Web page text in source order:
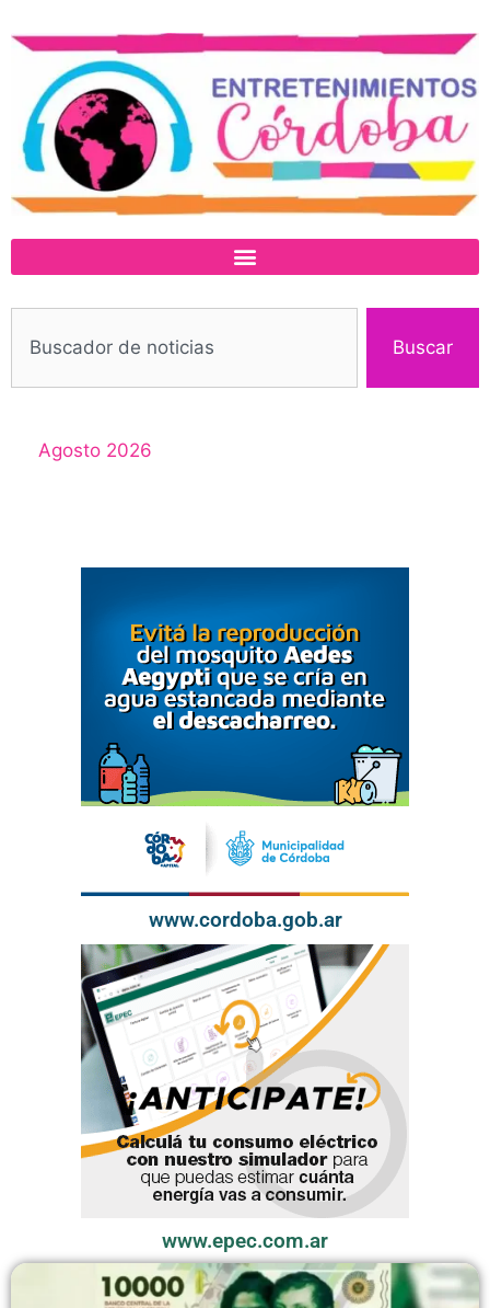
Buscar
Agosto 2026
www.cordoba.gob.ar
www.epec.com.ar